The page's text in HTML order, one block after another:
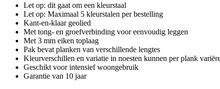
Let op: dit gaat om een kleurstaal
Let op: Maximaal 5 kleurstalen per bestelling
Kant-en-klaar geolied
Met tong- en groefverbinding voor eenvoudig leggen
Met 3 mm eiken toplaag
Pak bevat planken van verschillende lengtes
Kleurverschillen en variatie in noesten kunnen per plank
Geschikt voor intensief woongebruik
Garantie van 10 jaar